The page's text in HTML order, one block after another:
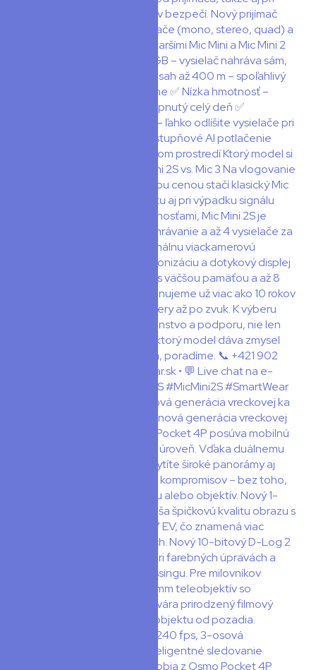
🎥 DJI Osmo Pocket 4P – nová generácia vreckovej ka